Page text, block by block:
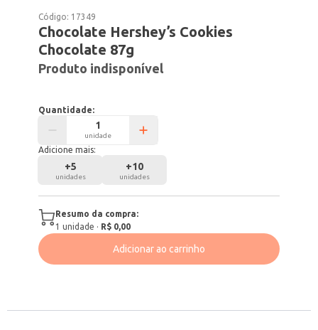
Código: 17349
Chocolate Hershey’s Cookies
Chocolate 87g
Produto indisponível
Quantidade:
unidade
Adicione mais:
+5
unidades
+10
unidades
Resumo da compra:
1 unidade · R$ 0,00
Adicionar ao carrinho